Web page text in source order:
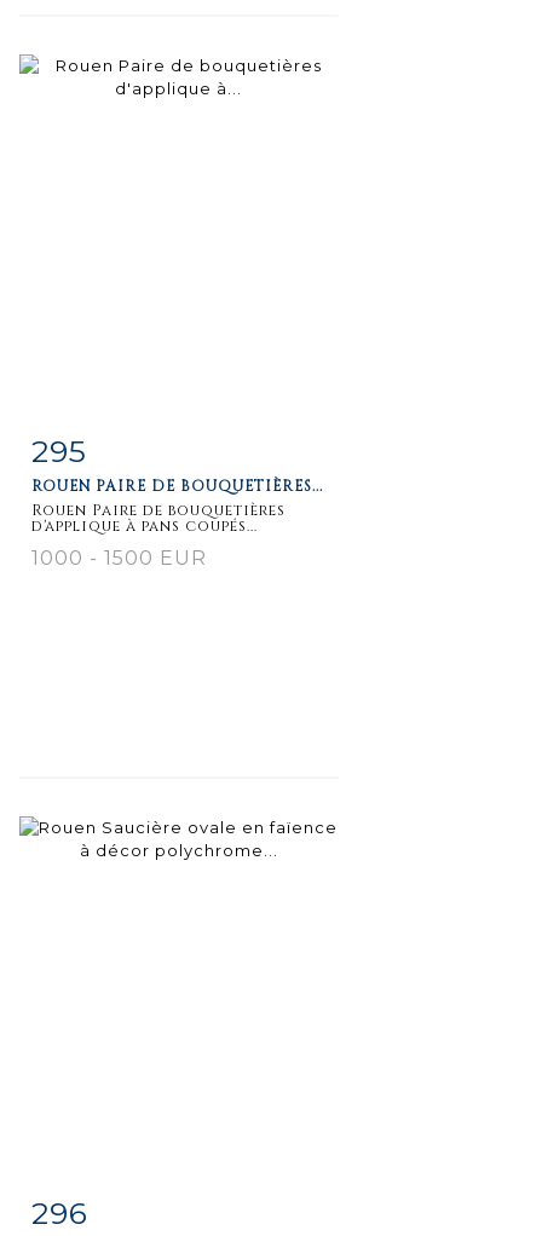
Item detail
295
ROUEN PAIRE DE BOUQUETIÈRES...
Rouen Paire de bouquetières
d'applique à pans coupés...
1000 - 1500 EUR
Item detail
296